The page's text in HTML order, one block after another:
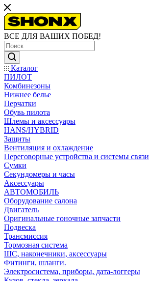
ВСЕ ДЛЯ ВАШИХ ПОБЕД!
Каталог
ПИЛОТ
Комбинезоны
Нижнее белье
Перчатки
Обувь пилота
Шлемы и аксессуары
HANS/HYBRID
Защиты
Вентиляция и охлаждение
Переговорные устройства и системы связи
Сумки
Секундомеры и часы
Аксессуары
АВТОМОБИЛЬ
Оборудование салона
Двигатель
Оригинальные гоночные запчасти
Подвеска
Трансмиссия
Тормозная система
ШС, наконечники, аксессуары
Фитинги, шланги.
Электросистема, приборы, дата-логгеры